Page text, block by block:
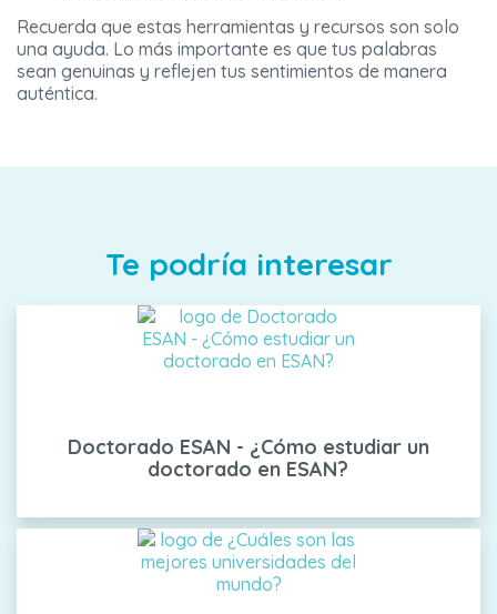
Recuerda que estas herramientas y recursos son solo
una ayuda. Lo más importante es que tus palabras
sean genuinas y reflejen tus sentimientos de manera
auténtica.
Te podría interesar
Doctorado ESAN - ¿Cómo estudiar un
doctorado en ESAN?